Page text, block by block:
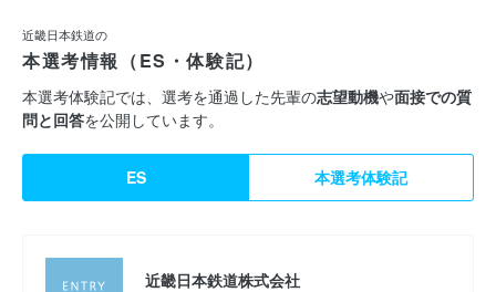
近畿日本鉄道の
本選考情報（ES・体験記）
本選考体験記では、選考を通過した先輩の志望動機や面接での質
問と回答を公開しています。
ES 本選考体験記
近畿日本鉄道株式会社